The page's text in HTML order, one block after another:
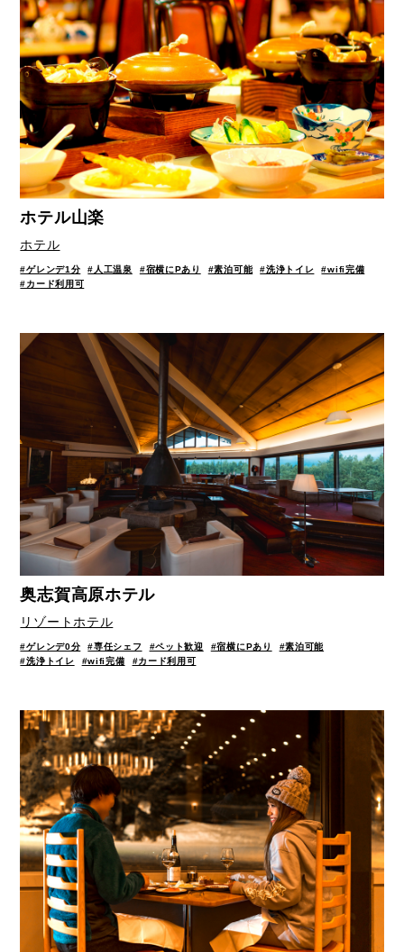
ホテル山楽
ホテル
#ゲレンデ1分 #人工温泉 #宿横にPあり #素泊可能 #洗浄トイレ
#wifi完備
#カード利用可
奥志賀高原ホテル
リゾートホテル
#ゲレンデ0分 #専任シェフ #ペット歓迎 #宿横にPあり
#素泊可能
#洗浄トイレ
#wifi完備 #カード利用可